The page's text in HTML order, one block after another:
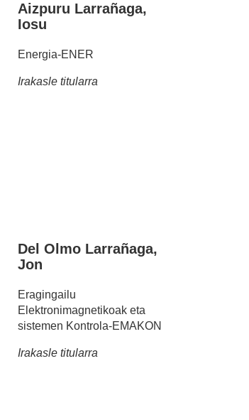
Aizpuru Larrañaga,
Iosu
Energia-ENER
Irakasle titularra
Del Olmo Larrañaga,
Jon
Eragingailu
Elektronimagnetikoak eta
sistemen Kontrola-EMAKON
Irakasle titularra